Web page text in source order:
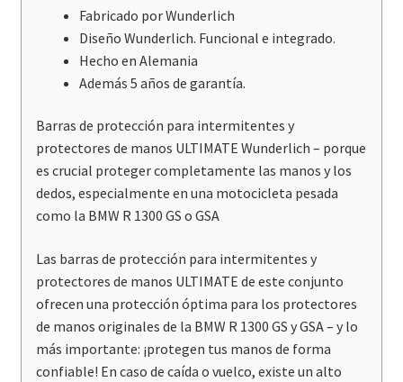
Fabricado por Wunderlich
Diseño Wunderlich. Funcional e integrado.
Hecho en Alemania
Además 5 años de garantía.
Barras de protección para intermitentes y
protectores de manos ULTIMATE Wunderlich – porque
es crucial proteger completamente las manos y los
dedos, especialmente en una motocicleta pesada
como la BMW R 1300 GS o GSA
Las barras de protección para intermitentes y
protectores de manos ULTIMATE de este conjunto
ofrecen una protección óptima para los protectores
de manos originales de la BMW R 1300 GS y GSA – y lo
más importante: ¡protegen tus manos de forma
confiable! En caso de caída o vuelco, existe un alto